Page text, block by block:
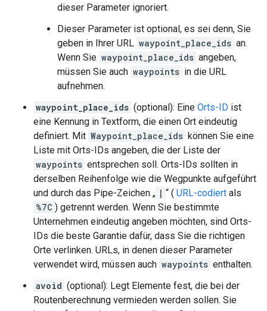
dieser Parameter ignoriert.
Dieser Parameter ist optional, es sei denn, Sie
geben in Ihrer URL waypoint_place_ids an.
Wenn Sie waypoint_place_ids angeben,
müssen Sie auch waypoints in die URL
aufnehmen.
waypoint_place_ids (optional): Eine Orts-ID ist
eine Kennung in Textform, die einen Ort eindeutig
definiert. Mit Waypoint_place_ids können Sie eine
Liste mit Orts-IDs angeben, die der Liste der
waypoints entsprechen soll. Orts-IDs sollten in
derselben Reihenfolge wie die Wegpunkte aufgeführt
und durch das Pipe-Zeichen „ | “ ( URL-codiert als
%7C ) getrennt werden. Wenn Sie bestimmte
Unternehmen eindeutig angeben möchten, sind Orts-
IDs die beste Garantie dafür, dass Sie die richtigen
Orte verlinken. URLs, in denen dieser Parameter
verwendet wird, müssen auch waypoints enthalten.
avoid (optional): Legt Elemente fest, die bei der
Routenberechnung vermieden werden sollen. Sie